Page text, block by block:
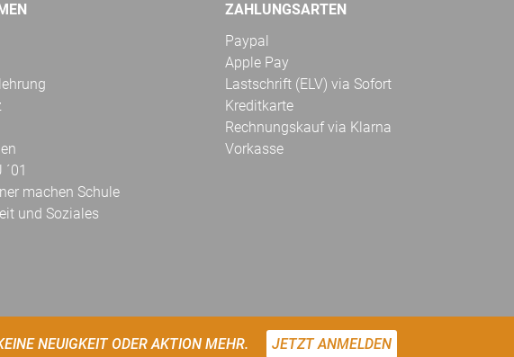
machen Schule
und Soziales
ZAHLUNGSARTEN
Paypal
Apple Pay
Lastschrift (ELV) via Sofort
Kreditkarte
Rechnungskauf via Klarna
Vorkasse
NEUIGKEIT ODER AKTION MEHR. JETZT ANMELDEN